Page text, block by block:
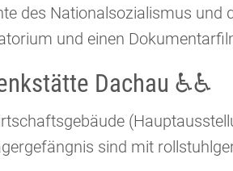
des Nationalsozialismus und
und einen
Dachau ♿♿
sind mit